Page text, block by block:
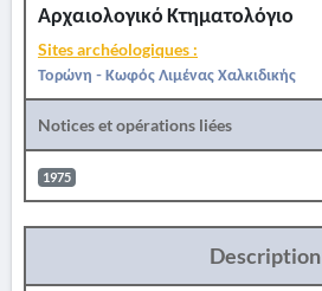
Αρχαιολογικό Κτηματολόγιο
Sites archéologiques :
Τορώνη - Κωφός Λιμένας Χαλκιδικής
Notices et opérations liées
1975
Description